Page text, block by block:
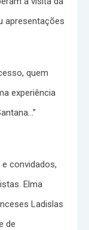
apresentações
quem
experiência
convidados,
Elma
Ladislas
de